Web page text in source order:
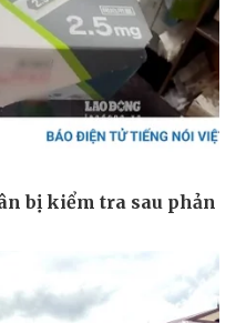
Thị trường
Tỷ giá
Chứng khoán